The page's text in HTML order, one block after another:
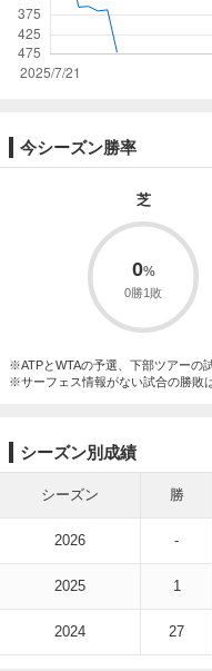
今シーズン勝率
芝
0
0勝1敗
※ATPとWTAの予選、下部ツアーの
※サーフェス情報がない試合の勝敗
シーズン別成績
シーズン 勝
2026 -
2025 1
2024 27